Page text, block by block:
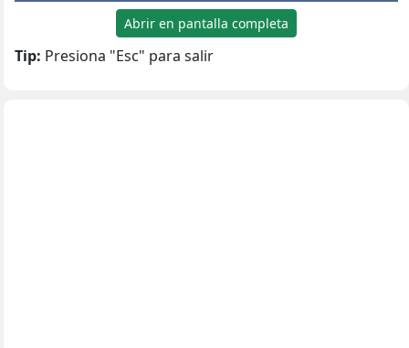
Abrir en pantalla completa
Tip: Presiona "Esc" para salir